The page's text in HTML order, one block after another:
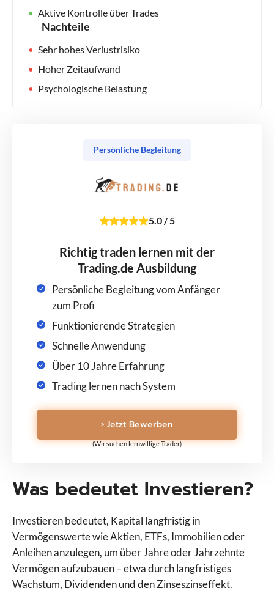
Aktive Kontrolle über Trades
Nachteile
Sehr hohes Verlustrisiko
Hoher Zeitaufwand
Psychologische Belastung
Persönliche Begleitung
5.0 / 5
Richtig traden lernen mit der
Trading.de Ausbildung
Persönliche Begleitung vom Anfänger
zum Profi
Funktionierende Strategien
Schnelle Anwendung
Über 10 Jahre Erfahrung
Trading lernen nach System
› Jetzt Bewerben
(Wir suchen lernwillige Trader)
Was bedeutet Investieren?
Investieren bedeutet, Kapital langfristig in
Vermögenswerte wie Aktien, ETFs, Immobilien oder
Anleihen anzulegen, um über Jahre oder Jahrzehnte
Vermögen aufzubauen – etwa durch langfristiges
Wachstum, Dividenden und den Zinseszinseffekt.